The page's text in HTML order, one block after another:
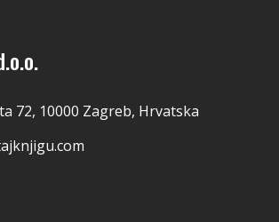
72, 10000 Zagreb, Hrvatska